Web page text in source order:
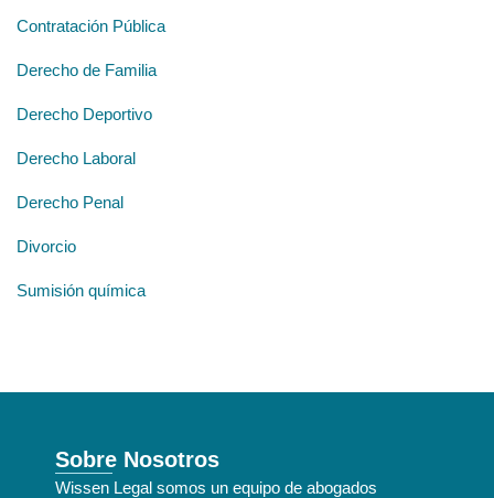
Contratación Pública
Derecho de Familia
Derecho Deportivo
Derecho Laboral
Derecho Penal
Divorcio
Sumisión química
Sobre Nosotros
Wissen Legal somos un equipo de abogados